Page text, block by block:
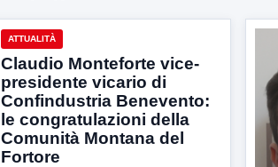
ATTUALITÀ
Claudio Monteforte vice-
presidente vicario di
Confindustria Benevento:
le congratulazioni della
Comunità Montana del
Fortore